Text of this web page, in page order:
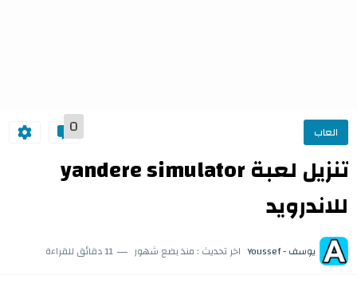
العاب 0
تنزيل لعبة yandere simulator
للاندرويد
يوسف - Youssef اخر تحديث : منذ بضع شهور 11 دقائق للقراءة